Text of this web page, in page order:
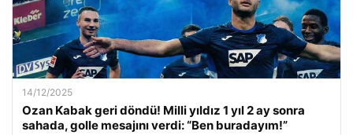
14/12/2025
Ozan Kabak geri döndü! Milli yıldız 1 yıl 2 ay sonra
sahada, golle mesajını verdi: “Ben buradayım!”